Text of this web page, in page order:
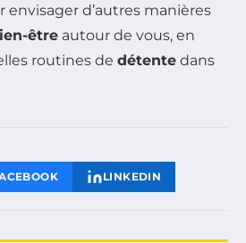
envisager d’autres manières
être autour de vous, en
routines de détente dans
LINKEDIN